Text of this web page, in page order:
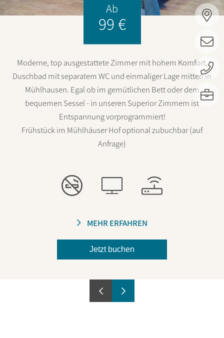
Ab
99 €
Moderne, top ausgestattete Zimmer mit hohem Komfort,
Duschbad mit separatem WC und einmaliger Lage mitten in
Mühlhausen. Egal ob im gemütlichen Bett oder dem
bequemen Sessel - in unseren Superior Zimmern ist
Entspannung vorprogrammiert!
Frühstück im Mühlhäuser Hof optional zubuchbar (auf
Anfrage)
MEHR ERFAHREN
Jetzt buchen